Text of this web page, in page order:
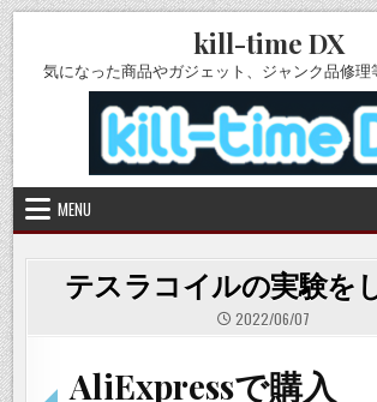
Skip
to
content
kill-time DX
気になった商品やガジェット、ジャンク品修理
MENU
テスラコイルの実験を
2022/06/07
AliExpressで購入